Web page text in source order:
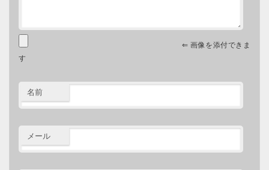
⇐ 画像を添付できま
す
名前
メール